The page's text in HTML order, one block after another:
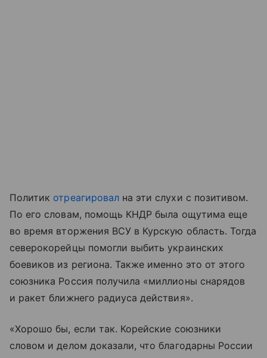
Политик отреагировална эти слухи с позитивом.
По его словам, помощь КНДР была ощутима еще
во время вторжения ВСУ в Курскую область. Тогда
северокорейцы помогли выбить украинских
боевиков из региона. Также именно это от этого
союзника Россия получила «миллионы снарядов
и ракет ближнего радиуса действия».
«Хорошо бы, если так. Корейские союзники
словом и делом доказали, что благодарны России